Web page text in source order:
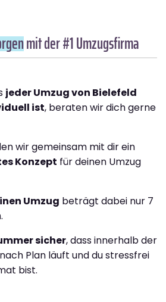
mit der #1 Umzugsfirma
jeder Umzug von Bielefeld
ist, beraten wir dich gerne
wir gemeinsam mit dir ein
Konzept für deinen Umzug
Umzug beträgt dabei nur 7
sicher, dass innerhalb der
Plan läuft und du stressfrei
bist.